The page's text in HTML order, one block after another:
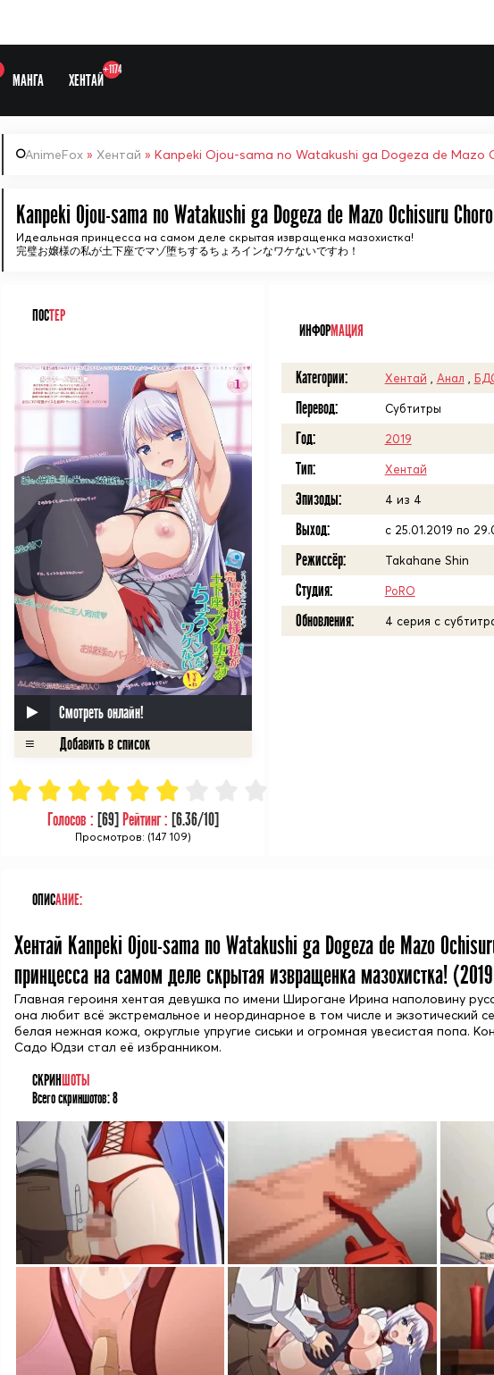
МАНГА ХЕНТАЙ
+1174
AnimeFox » Хентай » Kanpeki Ojou-sama no Watakushi ga Dogeza de Mazo
Kanpeki Ojou-sama no Watakushi ga Dogeza de Mazo Ochisuru
Идеальная принцесса на самом деле скрытая извращенка мазохистка!
完璧お嬢様の私が土下座でマゾ堕ちするちょろインなワケないですわ！
ПОСТЕР
Смотреть онлайн!
Голосов : [69] Рейтинг : [6.36/10]
Просмотров: (147 109)
ИНФОРМАЦИЯ
Категории: Хентай Анал
Перевод: Субтитры
Год: 2019
Тип: Хентай
Эпизоды: 4 из 4
Выход: с 25.01.2019 по
Режиссёр: Takahane Shin
Студия: PoRO
Обновления: 4 серия с
ОПИСАНИЕ:
Хентай Kanpeki Ojou-sama no Watakushi ga Dogeza de Mazo
принцесса на самом деле скрытая извращенка мазохистка! (2019
Главная героиня хентая девушка по имени Широгане Ирина наполовину
она любит всё экстремальное и неординарное в том числе и экзотический
белая нежная кожа, округлые упругие сиськи и огромная увесистая попа.
Садо Юдзи стал её избранником.
СКРИНШОТЫ
Всего скриншотов:8